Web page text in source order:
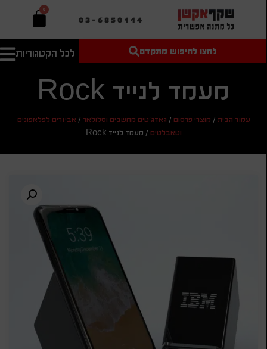
03-6850114
0
לכל הקטגוריות
טקסט חופשי
מחיר מיני'
חיפוש
אישית
לחצו לחיפוש מתקדם
מעמד לנייד Rock
עמוד הבית/ מוצרי פרסום/ גאדג'טים מחשבים וסלולאר/ אביזרים לפלאפונים
וטאבלטים/ מעמד לנייד Rock